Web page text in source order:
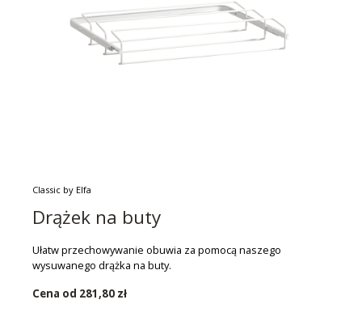
Classic by Elfa
Drążek na buty
Ułatw przechowywanie obuwia za pomocą naszego
wysuwanego drążka na buty.
Cena od 281,80 zł